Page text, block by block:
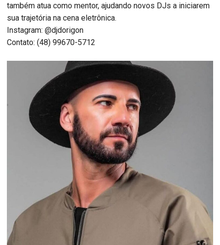
também atua como mentor, ajudando novos DJs a iniciarem
sua trajetória na cena eletrônica.
Instagram: @djdorigon
Contato: (48) 99670-5712